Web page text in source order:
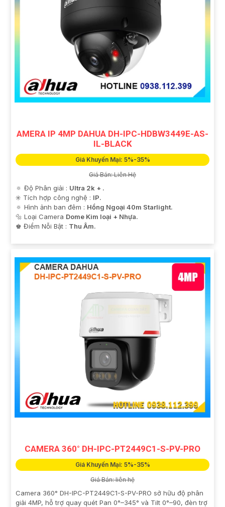
AMERA IP 4MP DAHUA DH-IPC-HDBW3449E-AS-
IL-BLACK
Giá Khuyến Mại: 5%-35%
Giá Bán: Liên Hệ
🔅 Độ Phân giải : Ultra 2k + .
✳️ Tích hợp công nghệ : IP.
🔅 Hình ảnh ban đêm : Hồng Ngoại 40m Starlight.
🔩 Loại Camera Dome Kim loại + Nhựa.
️♚ Điểm Nỗi Bật : Thu Âm.
CAMERA 360° DH-IPC-PT2449C1-S-PV-PRO
Giá Khuyến Mại: 5%-35%
Giá Bán: liên hệ
Camera 360° DH-IPC-PT2449C1-S-PV-PRO sở hữu độ phân
giải 4MP, hỗ trợ quay quét Pan 0°–345° và Tilt 0°–90, đèn trợ